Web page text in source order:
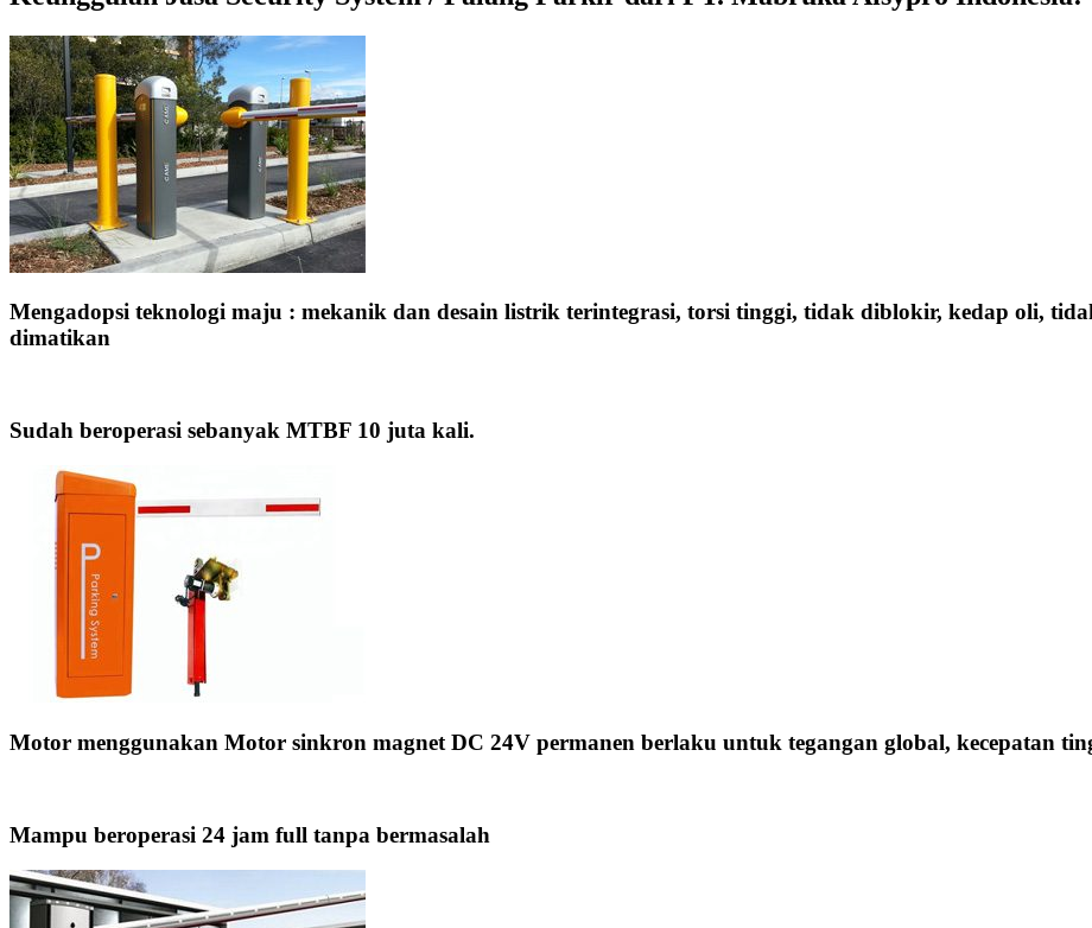
Mengadopsi teknologi maju : mekanik dan desain listrik terintegrasi, torsi tinggi, tidak diblokir, kedap oli,
dimatikan
Sudah beroperasi sebanyak MTBF 10 juta kali.
Motor menggunakan Motor sinkron magnet DC 24V permanen berlaku untuk tegangan global, kecepatan
Mampu beroperasi 24 jam full tanpa bermasalah